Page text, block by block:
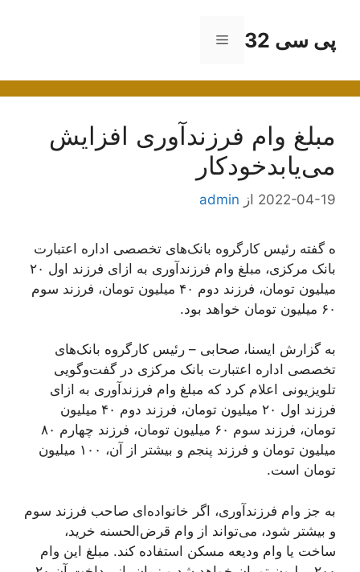
محتواپی سی 32 فهرست
مبلغ وام فرزندآوری افزایش
می‌یابدخودکار
2022-04-19 از admin
ه گفته رئیس کارگروه بانک‌های تخصصی اداره اعتبارت
بانک مرکزی، مبلغ وام فرزندآوری به ازای فرزند اول ۲۰
میلیون تومان، فرزند دوم ۴۰ میلیون تومان، فرزند سوم
۶۰ میلیون تومان خواهد بود.
به گزارش ایسنا، صحابی – رئیس کارگروه بانک‌های
تخصصی اداره اعتبارت بانک مرکزی در گفت‌وگویی
تلویزیونی اعلام کرد که مبلغ وام فرزندآوری به ازای
فرزند اول ۲۰ میلیون تومان، فرزند دوم ۴۰ میلیون
تومان، فرزند سوم ۶۰ میلیون تومان، فرزند چهارم ۸۰
میلیون تومان و فرزند پنجم و بیشتر از آن، ۱۰۰ میلیون
تومان است.
به جز وام فرزندآوری، اگر خانواده‌ای صاحب فرزند سوم
و بیشتر شود، می‌تواند از وام قرض‌الحسنه خرید،
ساخت یا وام ودیعه مسکن استفاده کند. مبلغ این وام